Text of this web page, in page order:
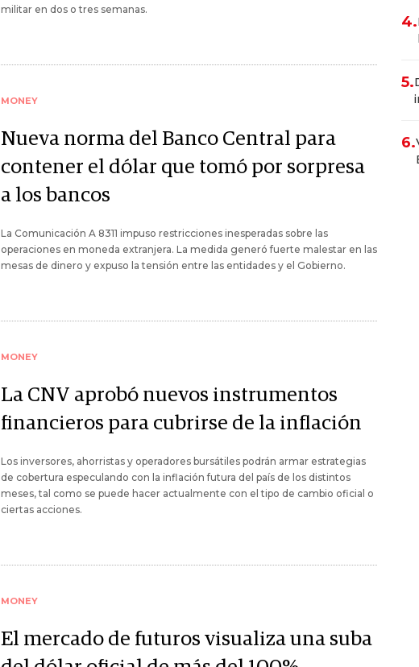
militar en dos o tres semanas.
MONEY
Nueva norma del Banco Central para
contener el dólar que tomó por sorpresa
a los bancos
La Comunicación A 8311 impuso restricciones inesperadas sobre las
operaciones en moneda extranjera. La medida generó fuerte malestar en las
mesas de dinero y expuso la tensión entre las entidades y el Gobierno.
MONEY
La CNV aprobó nuevos instrumentos
financieros para cubrirse de la inflación
Los inversores, ahorristas y operadores bursátiles podrán armar estrategias
de cobertura especulando con la inflación futura del país de los distintos
meses, tal como se puede hacer actualmente con el tipo de cambio oficial o
ciertas acciones.
MONEY
El mercado de futuros visualiza una suba
4.
5.
6.